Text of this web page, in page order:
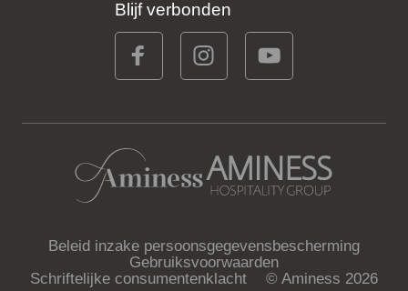
Blijf verbonden
Beleid inzake persoonsgegevensbescherming
Gebruiksvoorwaarden
Schriftelijke consumentenklacht
© Aminess 2026